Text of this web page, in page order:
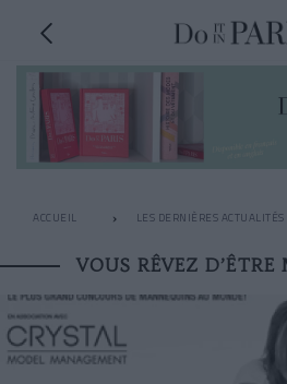
ACCUEIL LES DERNIÈRES
VOUS RÊVEZ